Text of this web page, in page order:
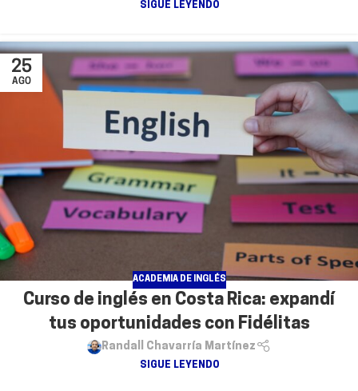
SIGUE LEYENDO
25
AGO
ACADEMIA DE INGLÉS
Curso de inglés en Costa Rica: expandí
tus oportunidades con Fidélitas
Randall Chavarría Martínez
SIGUE LEYENDO